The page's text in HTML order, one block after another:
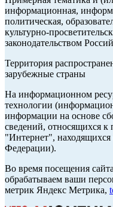
информационная,
политическая,
культурно-
законодательством
Территория
зарубежные страны
На информационном
технологии
информации на основе
сведений, относящихся к
"Интернет", находящихся
Федерации).
Во время посещения
обрабатываем ваши
метрик Яндекс Метрика,